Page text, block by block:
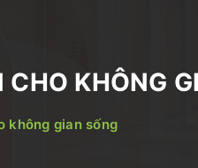
KHÔNG
không gian sống